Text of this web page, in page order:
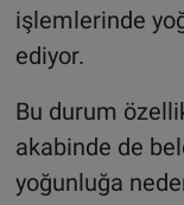
işlemlerinde
ediyor.
Bu durum
akabinde de
yoğunluğa